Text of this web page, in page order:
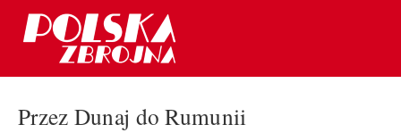
Przez Dunaj do Rumunii